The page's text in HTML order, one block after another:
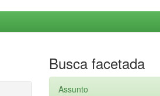
Busca facetada
Assunto